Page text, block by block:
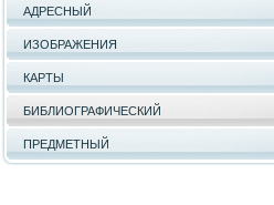
АДРЕСНЫЙ
ИЗОБРАЖЕНИЯ
КАРТЫ
БИБЛИОГРАФИЧЕСКИЙ
ПРЕДМЕТНЫЙ